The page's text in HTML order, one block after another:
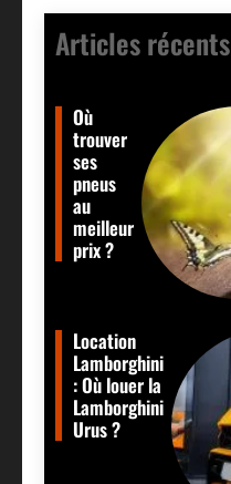
Articles récents​
Où
trouver
ses
pneus
au
meilleur
prix ?
Location
Lamborghini
: Où louer la
Lamborghini
Urus ?